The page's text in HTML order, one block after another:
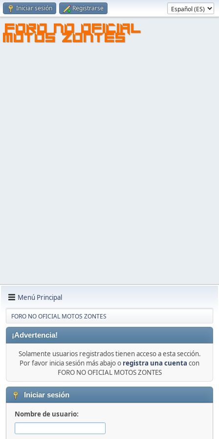
Iniciar sesión Registrarse
FORO NO OFICIAL
MOTOS ZONTES
Menú Principal
FORO NO OFICIAL MOTOS ZONTES
¡Advertencia!
Solamente usuarios registrados tienen acceso a esta sección.
Por favor inicia sesión más abajo o registra una cuenta con
FORO NO OFICIAL MOTOS ZONTES
Iniciar sesión
Nombre de usuario: